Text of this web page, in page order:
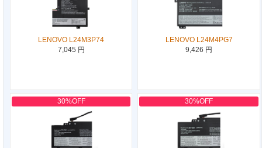
LENOVO L24M3P74
7,045 円
LENOVO L24M4PG7
9,426 円
30%OFF 30%OFF